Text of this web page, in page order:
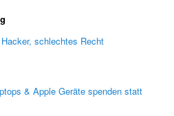
schlechtes Recht
& Apple Geräte spenden statt